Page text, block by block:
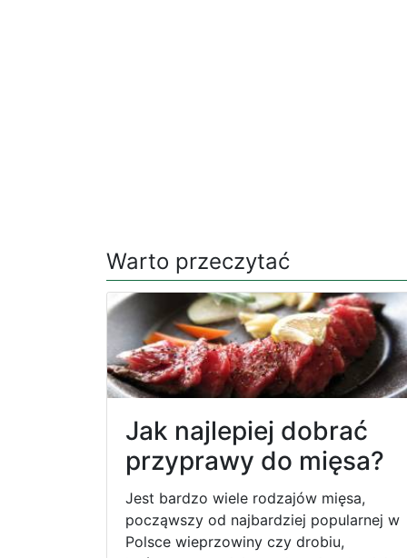
Warto przeczytać
Jak najlepiej dobrać
przyprawy do mięsa?
Jest bardzo wiele rodzajów mięsa,
począwszy od najbardziej popularnej w
Polsce wieprzowiny czy drobiu,